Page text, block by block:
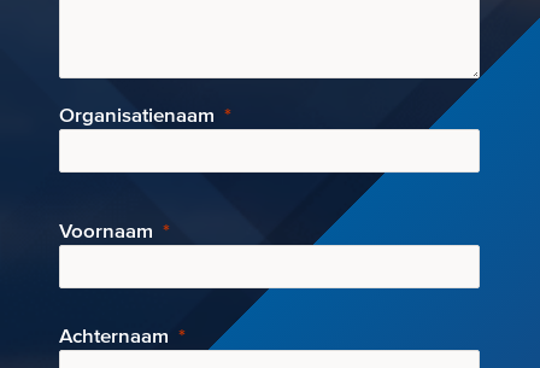
Organisatienaam
Voornaam
Achternaam